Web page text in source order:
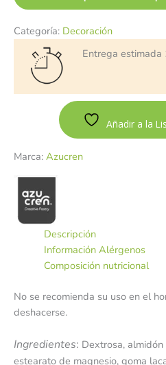
Categoría: Decoración
Entrega estimada
Añadir a la
Marca: Azucren
Descripción
Información Alérgenos
Composición nutricional
No se recomienda su uso en el
deshacerse.
Ingredientes: Dextrosa,
estearato de magnesio, goma